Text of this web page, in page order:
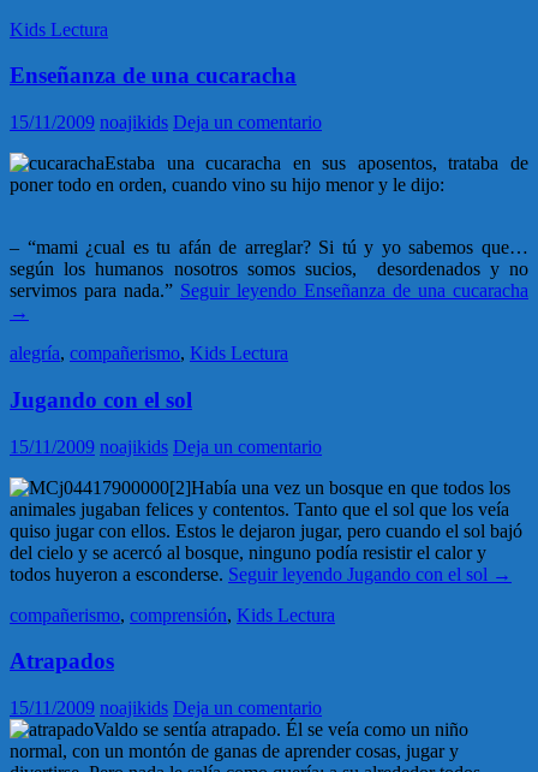
Kids Lectura
Enseñanza de una cucaracha
15/11/2009 noajikids Deja un comentario
Estaba una cucaracha en sus aposentos, trataba de
poner todo en orden, cuando vino su hijo menor y le dijo:
– “mami ¿cual es tu afán de arreglar? Si tú y yo sabemos que…
según los humanos nosotros somos sucios, desordenados y no
servimos para nada.” Seguir leyendo Enseñanza de una cucaracha
→
alegría, compañerismo, Kids Lectura
Jugando con el sol
15/11/2009 noajikids Deja un comentario
Había una vez un bosque en que todos los
animales jugaban felices y contentos. Tanto que el sol que los veía
quiso jugar con ellos. Estos le dejaron jugar, pero cuando el sol bajó
del cielo y se acercó al bosque, ninguno podía resistir el calor y
todos huyeron a esconderse. Seguir leyendo Jugando con el sol →
compañerismo, comprensión, Kids Lectura
Atrapados
15/11/2009 noajikids Deja un comentario
Valdo se sentía atrapado. Él se veía como un niño
normal, con un montón de ganas de aprender cosas, jugar y